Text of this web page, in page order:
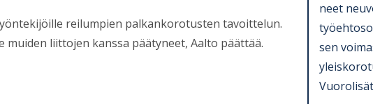
reilumpien palkankorotusten tavoittelun.
muiden liittojen kanssa päätyneet, Aalto päättää.
neet
sen